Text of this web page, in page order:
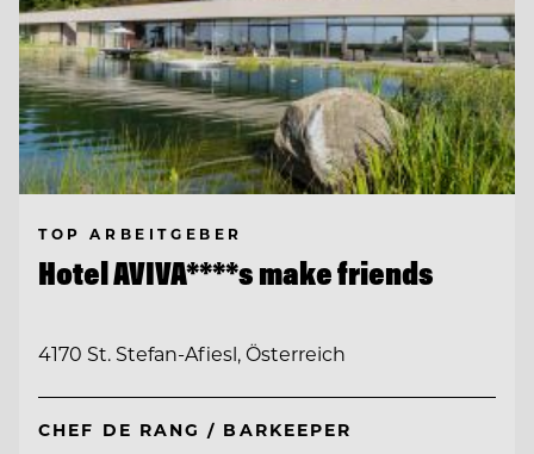
TOP ARBEITGEBER
Hotel AVIVA****s make friends
4170 St. Stefan-Afiesl, Österreich
CHEF DE RANG / BARKEEPER